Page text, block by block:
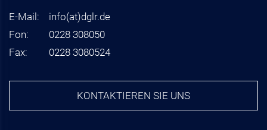
E-Mail: info(at)dglr.de
Fon:
0228 308050
Fax:
0228 3080524
KONTAKTIEREN SIE UNS